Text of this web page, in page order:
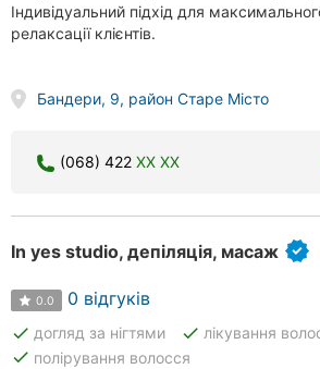
Індивідуальний підхід для
релаксації клієнтів.
Бандери, 9, район Старе Місто
(068) 422 XX XX
In yes studio, депіляція, масаж
0.0 0 відгуків
done догляд за нігтями done лікування
done полірування волосся